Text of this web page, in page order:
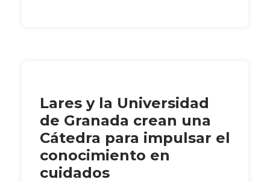
Lares y la Universidad
de Granada crean una
Cátedra para impulsar el
conocimiento en
cuidados